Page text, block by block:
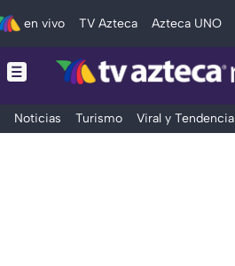
en vivo TV Azteca Azteca UNO
Noticias Turismo Viral y Tendencia